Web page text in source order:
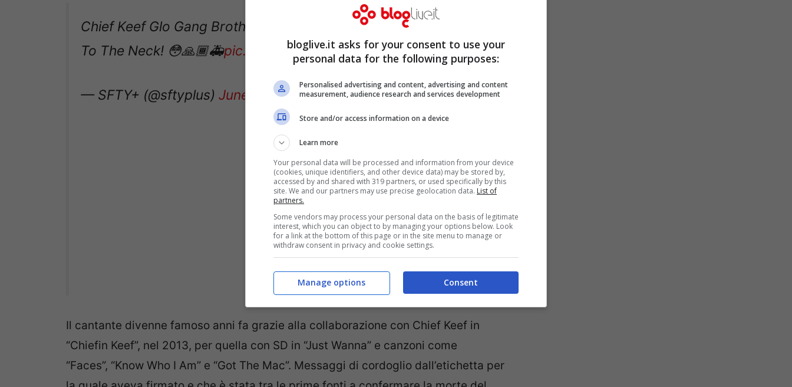
Chief Keef Glo Gang Brother Tray Savage Dies From A Gunshot
To The Neck! 😳🙏🏾🚑pic.twitter.com/uzphfMTO24
— SFTY+ (@sftyplus) June 19, 2020
Il cantante divenne famoso anni fa grazie alla collaborazione con Chief Keef in
“Chiefin Keef”, nel 2013, per quella con SD in “Just Wanna” e canzoni come
“Faces”, “Know Who I Am” e “Got The Mac”. Messaggi di cordoglio dall’etichetta per
la quale aveva firmato e che è stata tra le prime fonti a confermare la morte del
bloglive.it asks for your consent to use your
personal data for the following purposes:
Personalised advertising and content, advertising and content
measurement, audience research and services development
Store and/or access information on a device
Learn more
Your personal data will be processed and information from your device
(cookies, unique identifiers, and other device data) may be stored by,
accessed by and shared with 319 partners, or used specifically by this
site. We and our partners may use precise geolocation data. List of
partners.
Some vendors may process your personal data on the basis of legitimate
interest, which you can object to by managing your options below. Look
for a link at the bottom of this page or in the site menu to manage or
withdraw consent in privacy and cookie settings.
Consent
Manage options